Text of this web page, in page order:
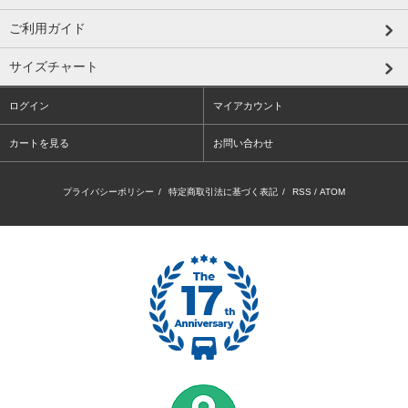
ご利用ガイド
サイズチャート
ログイン マイアカウント
カートを見る お問い合わせ
プライバシーポリシー / 特定商取引法に基づく表記 / RSS / ATOM